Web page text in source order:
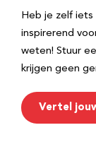
Heb je zelf
inspirerend
weten! Stuur
krijgen geen
Vertel